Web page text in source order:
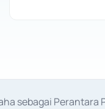
sebagai